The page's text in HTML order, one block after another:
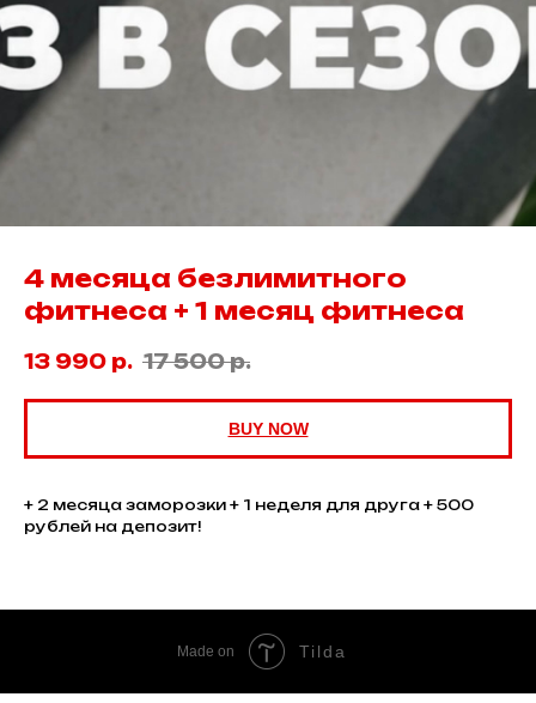
4 месяца безлимитного
фитнеса + 1 месяц фитнеса
13 990 р. 17 500 р.
BUY NOW
+ 2 месяца заморозки + 1 неделя для друга + 500
рублей на депозит!
Made on Tilda